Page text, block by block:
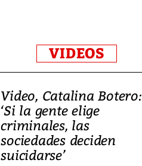
VIDEOS
Video, Catalina Botero:
‘Si la gente elige
criminales, las
sociedades deciden
suicidarse’